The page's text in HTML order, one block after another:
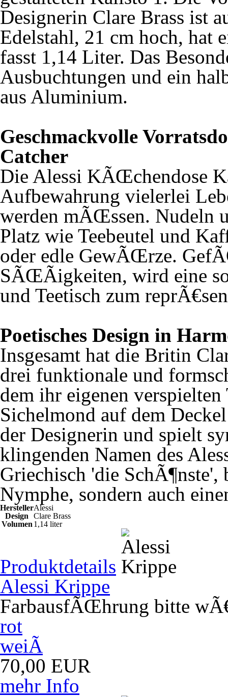
Designerin Clare Brass ist
Edelstahl, 21 cm hoch, hat
fasst 1,14 Liter. Das
Ausbuchtungen und ein
aus Aluminium.
Geschmackvolle
Catcher
Die Alessi KÃŒchendose
Aufbewahrung vielerlei
werden mÃŒssen. Nudeln
Platz wie Teebeutel und
oder edle GewÃŒrze.
SÃŒÃigkeiten, wird eine
und Teetisch zum
Poetisches Design in
Insgesamt hat die Britin
drei funktionale und
dem ihr eigenen
Sichelmond auf dem
der Designerin und spielt
klingenden Namen des
Griechisch 'die
Nymphe, sondern auch
HerstellerAlessi
Design
Clare Brass
Volumen 1,14 liter
Produktdetails
Alessi Krippe
FarbausfÃŒhrung bitte
rot
weiÃ
70,00 EUR
mehr Info